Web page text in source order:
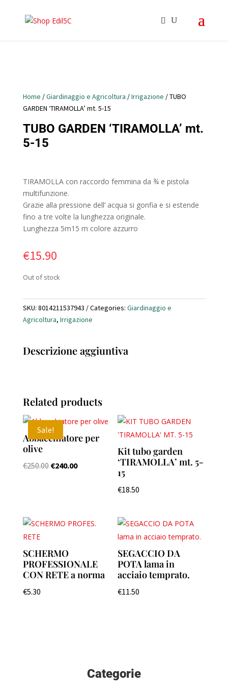
Home /Giardinaggio e Agricoltura /Irrigazione / TUBO
GARDEN ‘TIRAMOLLA’ mt. 5-15
TUBO GARDEN ‘TIRAMOLLA’ mt.
5-15
TIRAMOLLA con raccordo femmina da ¾ e pistola
multifunzione.
Grazie alla pressione dell’ acqua si gonfia e si estende
fino a tre volte la lunghezza originale.
Lunghezza 5m15 m colore azzurro
€15.90
Out of stock
SKU: 8014211537943 Categories: Giardinaggio e
Agricoltura, Irrigazione
Descrizione aggiuntiva
Related products
Sale!
Abbacchiatore per
olive
€250.00 €240.00
Kit tubo garden
‘TIRAMOLLA’ mt. 5-
15
€18.50
SCHERMO
PROFESSIONALE
CON RETE a norma
€5.30
SEGACCIO DA
POTA lama in
acciaio temprato.
€11.50
Categorie